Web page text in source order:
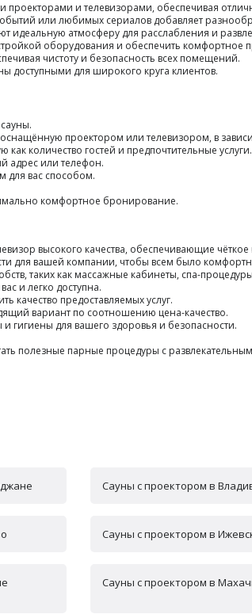
и телевизорами, обеспечивая
или любимых сериалов добавляет
идеальную атмосферу для расслабления и
оборудования и обеспечить комфортное
чистоту и безопасность всех помещений.
доступными для широкого круга клиентов.
проектором или телевизором, в
количество гостей и предпочтительные услуги.
адрес или телефон.
для вас способом.
комфортное бронирование.
высокого качества, обеспечивающие
для вашей компании, чтобы всем было
таких как массажные кабинеты, спа-
и легко доступна.
качество предоставляемых услуг.
вариант по соотношению цена-качество.
гигиены для вашего здоровья и безопасности.
полезные парные процедуры с
Сауны с проектором в
Сауны с проектором в
Сауны с проектором в